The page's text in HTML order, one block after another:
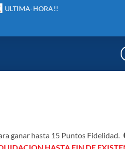
ULTIMA-HORA!!
ganar hasta 15 Puntos Fidelidad.